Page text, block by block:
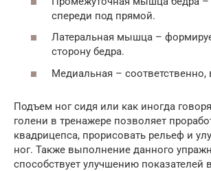
спереди под прямой.
Латеральная мышца –
сторону бедра.
Медиальная –
Подъем ног сидя или как иногда
голени в тренажере позволяет
квадрицепса, прорисовать рельеф и
ног. Также выполнение данного
способствует улучшению показателей